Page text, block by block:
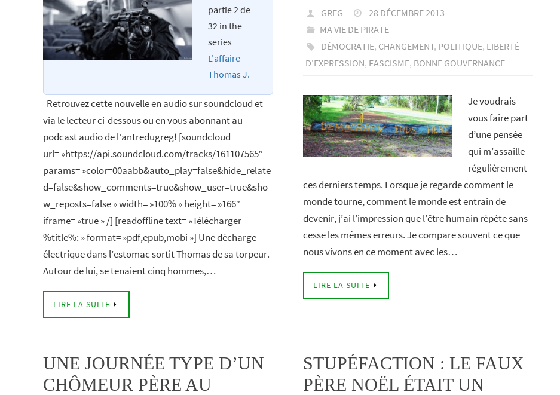
partie 2 de
32 in the
series
L'affaire
Thomas J.
Retrouvez cette nouvelle en audio sur soundcloud et
via le lecteur ci-dessous ou en vous abonnant au
podcast audio de l’antredugreg! [soundcloud
url= »https://api.soundcloud.com/tracks/161107565″
params= »color=00aabb&auto_play=false&hide_relate
d=false&show_comments=true&show_user=true&sho
w_reposts=false » width= »100% » height= »166″
iframe= »true » /] [readoffline text= »Télécharger
%title%: » format= »pdf,epub,mobi »] Une décharge
électrique dans l’estomac sortit Thomas de sa torpeur.
Autour de lui, se tenaient cinq hommes,…
LIRE LA SUITE
GREG
28 DÉCEMBRE 2013
MA VIE DE PIRATE
DÉMOCRATIE, CHANGEMENT, POLITIQUE, LIBERTÉ
D'EXPRESSION, FASCISME, BONNE GOUVERNANCE
Je voudrais
vous faire part
d’une pensée
qui m’assaille
régulièrement
ces derniers temps. Lorsque je regarde comment le
monde tourne, comment le monde est entrain de
devenir, j’ai l’impression que l’être humain répète sans
cesse les mêmes erreurs. Je compare souvent ce que
nous vivons en ce moment avec les…
LIRE LA SUITE
UNE JOURNÉE TYPE D’UN
CHÔMEUR PÈRE AU
STUPÉFACTION : LE FAUX
PÈRE NOËL ÉTAIT UN